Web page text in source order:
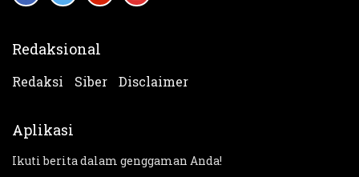
Redaksional
Redaksi Siber Disclaimer
Aplikasi
Ikuti berita dalam genggaman Anda!